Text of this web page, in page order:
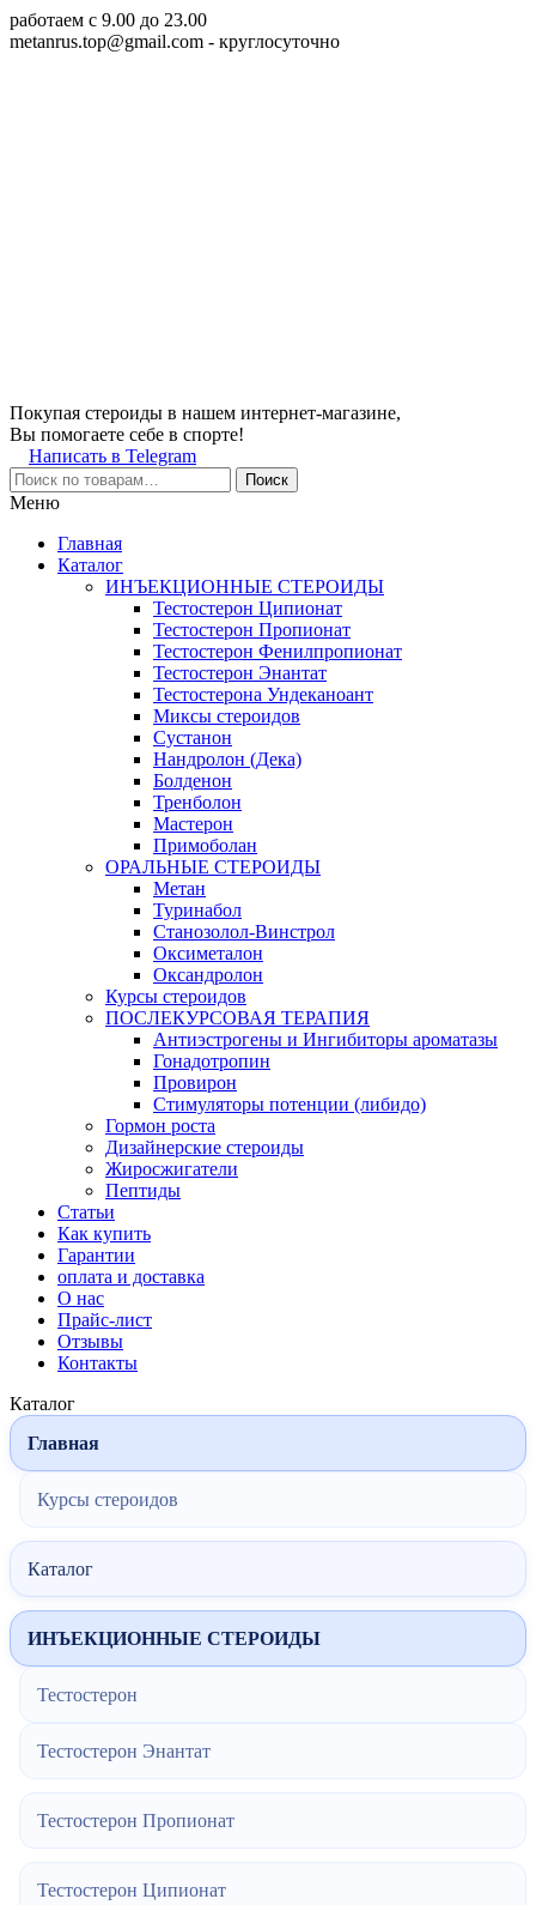
работаем c 9.00 до 23.00
metanrus.top@gmail.com - круглосуточно
Покупая стероиды в нашем интернет-магазине,
Вы помогаете себе в спорте!
Написать в Telegram
Поиск
Меню
Главная
Каталог
ИНЪЕКЦИОННЫЕ СТЕРОИДЫ
Тестостерон Ципионат
Тестостерон Пропионат
Тестостерон Фенилпропионат
Тестостерон Энантат
Тестостерона Ундеканоант
Миксы стероидов
Сустанон
Нандролон (Дека)
Болденон
Тренболон
Мастерон
Примоболан
ОРАЛЬНЫЕ СТЕРОИДЫ
Метан
Туринабол
Станозолол-Винстрол
Оксиметалон
Оксандролон
Курсы стероидов
ПОСЛЕКУРСОВАЯ ТЕРАПИЯ
Антиэстрогены и Ингибиторы ароматазы
Гонадотропин
Провирон
Стимуляторы потенции (либидо)
Гормон роста
Дизайнерские стероиды
Жиросжигатели
Пептиды
Статьи
Как купить
Гарантии
оплата и доставка
О нас
Прайс-лист
Отзывы
Контакты
Каталог
Главная
Курсы стероидов
Каталог
ИНЪЕКЦИОННЫЕ СТЕРОИДЫ
Тестостерон
Тестостерон Энантат
Тестостерон Пропионат
Тестостерон Ципионат